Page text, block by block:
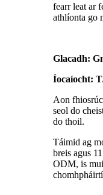
fearr leat ar
athlíonta go
Glacadh:
Íocaíocht:
Aon
seol do
do thoil.
Táimid ag
breis agus
ODM, is